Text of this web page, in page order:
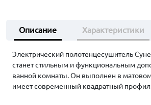
Описание Характеристики
Электрический полотенцесушитель
станет стильным и функциональным
ванной комнаты. Он выполнен в
имеет современный квадратный